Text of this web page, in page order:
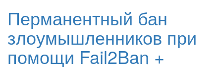
Перманентный бан
злоумышленников при
помощи Fail2Ban +